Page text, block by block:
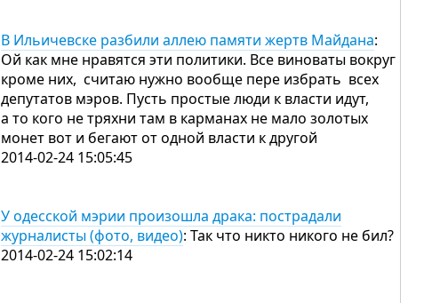
В Ильичевске разбили аллею памяти жертв Майдана:
Ой как мне нравятся эти политики. Все виноваты вокруг
кроме них, считаю нужно вообще пере избрать всех
депутатов мэров. Пусть простые люди к власти идут,
а то кого не тряхни там в карманах не мало золотых
монет вот и бегают от одной власти к другой
2014-02-24 15:05:45
У одесской мэрии произошла драка: пострадали
журналисты (фото, видео): Так что никто никого не бил?
2014-02-24 15:02:14